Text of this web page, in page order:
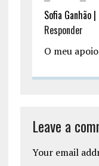
Sofia Ganhão|
Responder
O meu
Leave a
Your email